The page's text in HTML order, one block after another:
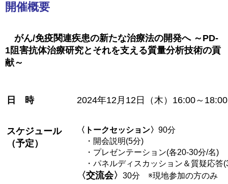
開催概要
がん/免疫関連疾患の新たな治療法の開発へ ～PD-
1阻害抗体治療研究とそれを支える質量分析技術の貢
献～
日 時 2024年12月12日（木）16:00～18:00
スケジュール
（予定）
〈トークセッション〉 90分
・開会説明(5分)
・プレゼンテーション(各20-30分/名)
・パネルディスカッション＆質疑応
〈交流会〉 30分 ※現地参加の方のみ